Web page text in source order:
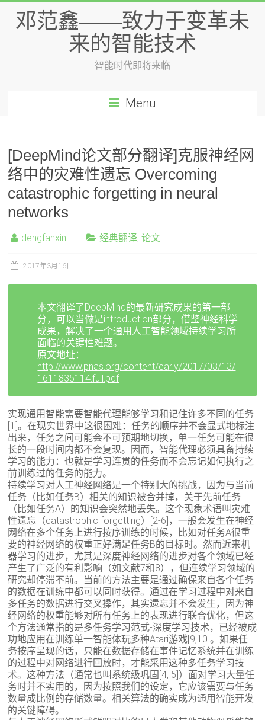
邓范鑫——致力于变革未
来的智能技术
智能时代即将来临
Menu
[DeepMind论文部分翻译]克服神经网
络中的灾难性遗忘 Overcoming
catastrophic forgetting in neural
networks
dengfanxin 经典翻译,论文
2017年3月16日
本文翻译了DeepMind的最新研究成果的第一部
分，可以当做是introduction部分，借鉴神经科学
成果，解决了一个通用人工智能领域持续学习所
面临的关键性难题。
原文地址：
http://www.pnas.org/content/early/2017/03/13/
1611835114.full.pdf
实现通用智能需要智能代理能够学习和记住许多不同的任务
[1]。在现实世界中这很困难：任务的顺序并不会显式地标注
出来，任务之间可能会不可预期地切换，单一任务可能在很
长的一段时间内都不会复现。因而，智能代理必须具备持续
学习的能力：也就是学习连贯的任务而不会忘记如何执行之
前训练过的任务的能力。
持续学习对人工神经网络是一个特别大的挑战，因为与当前
任务（比如任务B）相关的知识被合并掉，关于先前任务
（比如任务A）的知识会突然地丢失。这个现象术语叫灾难
性遗忘（catastrophic forgetting）[2-6]，一般会发生在神经
网络在多个任务上进行按序训练的时候，比如对任务A很重
要的神经网络的权重正好满足任务B的目标时。然而近来机
器学习的进步，尤其是深度神经网络的进步对各个领域已经
产生了广泛的有利影响（如文献7和8），但连续学习领域的
研究却停滞不前。当前的方法主要是通过确保来自各个任务
的数据在训练中都可以同时获得。通过在学习过程中对来自
多任务的数据进行交叉操作，其实遗忘并不会发生，因为神
经网络的权重能够对所有任务上的表现进行联合优化，但这
个方法通常指的是多任务学习范式-深度学习技术，已经被成
功地应用在训练单一智能体玩多种Atari游戏[9,10]。如果任
务按序呈现的话，只能在数据存储在事件记忆系统并在训练
的过程中对网络进行回放时，才能采用这种多任务学习技
术。这种方法（通常也叫系统级巩固[4, 5]）面对学习大量任
务时并不实用的，因为按照我们的设定，它应该需要与任务
数量成比例的存储数量。相关算法的确实成为通用智能开发
的关键障碍。